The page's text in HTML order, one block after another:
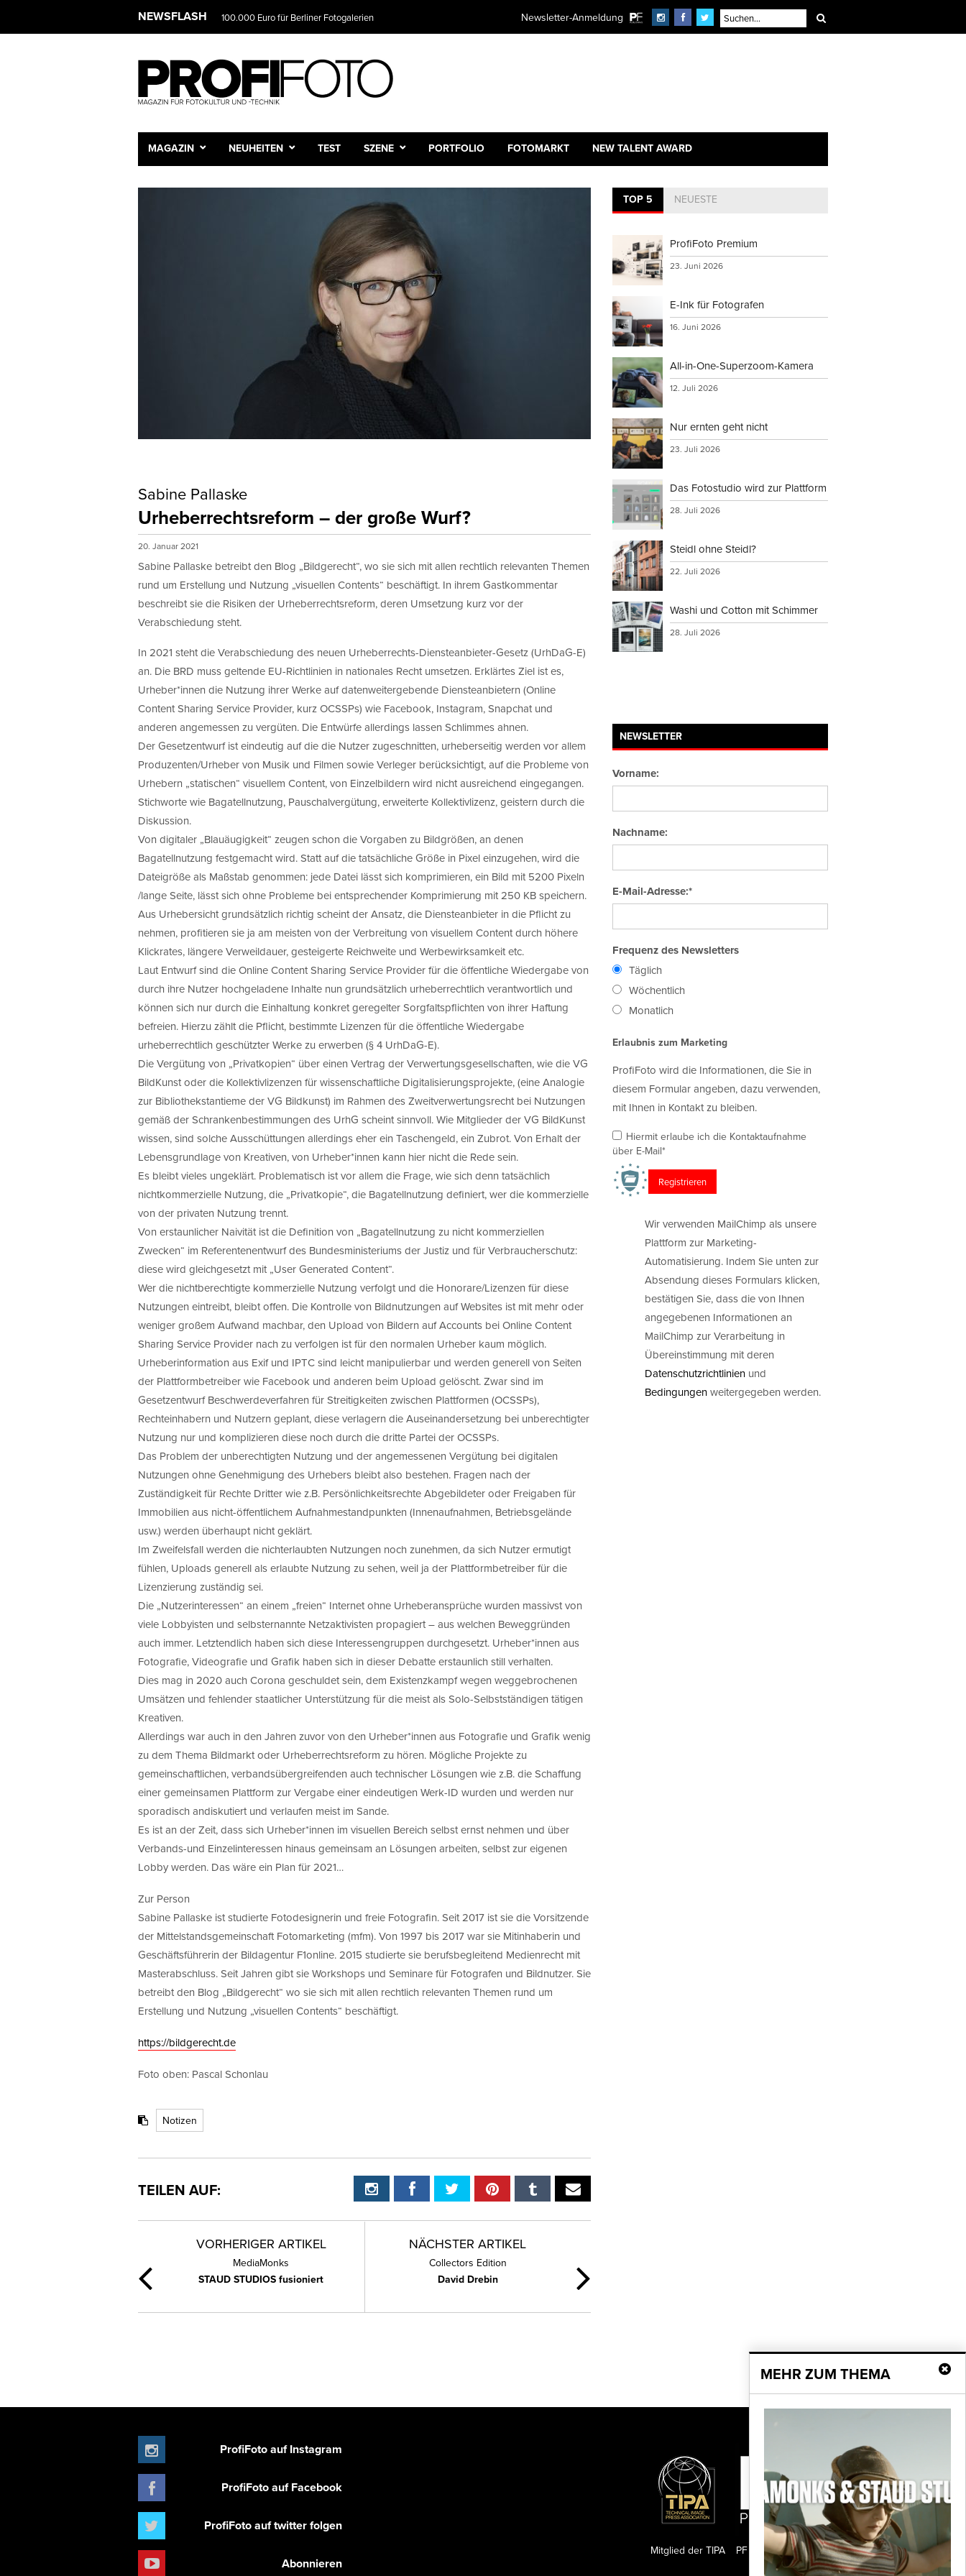
NEWSFLASH 100.000 Euro für Berliner Fotogalerien Newsletter-Anmeldung
MAGAZIN NEUHEITEN TEST SZENE PORTFOLIO FOTOMARKT NEW TALENT AWARD
Sabine Pallaske
Urheberrechtsreform – der große Wurf?
20. Januar 2021
Sabine Pallaske betreibt den Blog „Bildgerecht“, wo sie sich mit allen rechtlich relevanten Themen
rund um Erstellung und Nutzung „visuellen Contents“ beschäftigt. In ihrem Gastkommentar
beschreibt sie die Risiken der Urheberrechtsreform, deren Umsetzung kurz vor der
Verabschiedung steht.
In 2021 steht die Verabschiedung des neuen Urheberrechts-Diensteanbieter-Gesetz (UrhDaG-E)
an. Die BRD muss geltende EU-Richtlinien in nationales Recht umsetzen. Erklärtes Ziel ist es,
Urheber*innen die Nutzung ihrer Werke auf datenweitergebende Diensteanbietern (Online
Content Sharing Service Provider, kurz OCSSPs) wie Facebook, Instagram, Snapchat und
anderen angemessen zu vergüten. Die Entwürfe allerdings lassen Schlimmes ahnen.
Der Gesetzentwurf ist eindeutig auf die die Nutzer zugeschnitten, urheberseitig werden vor allem
Produzenten/Urheber von Musik und Filmen sowie Verleger berücksichtigt, auf die Probleme von
Urhebern „statischen“ visuellem Content, von Einzelbildern wird nicht ausreichend eingegangen.
Stichworte wie Bagatellnutzung, Pauschalvergütung, erweiterte Kollektivlizenz, geistern durch die
Diskussion.
Von digitaler „Blauäugigkeit“ zeugen schon die Vorgaben zu Bildgrößen, an denen
Bagatellnutzung festgemacht wird. Statt auf die tatsächliche Größe in Pixel einzugehen, wird die
Dateigröße als Maßstab genommen: jede Datei lässt sich komprimieren, ein Bild mit 5200 Pixeln
/lange Seite, lässt sich ohne Probleme bei entsprechender Komprimierung mit 250 KB speichern.
Aus Urhebersicht grundsätzlich richtig scheint der Ansatz, die Diensteanbieter in die Pflicht zu
nehmen, profitieren sie ja am meisten von der Verbreitung von visuellem Content durch höhere
Klickrates, längere Verweildauer, gesteigerte Reichweite und Werbewirksamkeit etc.
Laut Entwurf sind die Online Content Sharing Service Provider für die öffentliche Wiedergabe von
durch ihre Nutzer hochgeladene Inhalte nun grundsätzlich urheberrechtlich verantwortlich und
können sich nur durch die Einhaltung konkret geregelter Sorgfaltspflichten von ihrer Haftung
befreien. Hierzu zählt die Pflicht, bestimmte Lizenzen für die öffentliche Wiedergabe
urheberrechtlich geschützter Werke zu erwerben (§ 4 UrhDaG-E).
Die Vergütung von „Privatkopien“ über einen Vertrag der Verwertungsgesellschaften, wie die VG
BildKunst oder die Kollektivlizenzen für wissenschaftliche Digitalisierungsprojekte, (eine Analogie
zur Bibliothekstantieme der VG Bildkunst) im Rahmen des Zweitverwertungsrecht bei Nutzungen
gemäß der Schrankenbestimmungen des UrhG scheint sinnvoll. Wie Mitglieder der VG BildKunst
wissen, sind solche Ausschüttungen allerdings eher ein Taschengeld, ein Zubrot. Von Erhalt der
Lebensgrundlage von Kreativen, von Urheber*innen kann hier nicht die Rede sein.
Es bleibt vieles ungeklärt. Problematisch ist vor allem die Frage, wie sich denn tatsächlich
nichtkommerzielle Nutzung, die „Privatkopie“, die Bagatellnutzung definiert, wer die kommerzielle
von der privaten Nutzung trennt.
Von erstaunlicher Naivität ist die Definition von „Bagatellnutzung zu nicht kommerziellen
Zwecken“ im Referentenentwurf des Bundesministeriums der Justiz und für Verbraucherschutz:
diese wird gleichgesetzt mit „User Generated Content“.
Wer die nichtberechtigte kommerzielle Nutzung verfolgt und die Honorare/Lizenzen für diese
Nutzungen eintreibt, bleibt offen. Die Kontrolle von Bildnutzungen auf Websites ist mit mehr oder
weniger großem Aufwand machbar, den Upload von Bildern auf Accounts bei Online Content
Sharing Service Provider nach zu verfolgen ist für den normalen Urheber kaum möglich.
Urheberinformation aus Exif und IPTC sind leicht manipulierbar und werden generell von Seiten
der Plattformbetreiber wie Facebook und anderen beim Upload gelöscht. Zwar sind im
Gesetzentwurf Beschwerdeverfahren für Streitigkeiten zwischen Plattformen (OCSSPs),
Rechteinhabern und Nutzern geplant, diese verlagern die Auseinandersetzung bei unberechtigter
Nutzung nur und komplizieren diese noch durch die dritte Partei der OCSSPs.
Das Problem der unberechtigten Nutzung und der angemessenen Vergütung bei digitalen
Nutzungen ohne Genehmigung des Urhebers bleibt also bestehen. Fragen nach der
Zuständigkeit für Rechte Dritter wie z.B. Persönlichkeitsrechte Abgebildeter oder Freigaben für
Immobilien aus nicht-öffentlichem Aufnahmestandpunkten (Innenaufnahmen, Betriebsgelände
usw.) werden überhaupt nicht geklärt.
Im Zweifelsfall werden die nichterlaubten Nutzungen noch zunehmen, da sich Nutzer ermutigt
fühlen, Uploads generell als erlaubte Nutzung zu sehen, weil ja der Plattformbetreiber für die
Lizenzierung zuständig sei.
Die „Nutzerinteressen“ an einem „freien“ Internet ohne Urheberansprüche wurden massivst von
viele Lobbyisten und selbsternannte Netzaktivisten propagiert – aus welchen Beweggründen
auch immer. Letztendlich haben sich diese Interessengruppen durchgesetzt. Urheber*innen aus
Fotografie, Videografie und Grafik haben sich in dieser Debatte erstaunlich still verhalten.
Dies mag in 2020 auch Corona geschuldet sein, dem Existenzkampf wegen weggebrochenen
Umsätzen und fehlender staatlicher Unterstützung für die meist als Solo-Selbstständigen tätigen
Kreativen.
Allerdings war auch in den Jahren zuvor von den Urheber*innen aus Fotografie und Grafik wenig
zu dem Thema Bildmarkt oder Urheberrechtsreform zu hören. Mögliche Projekte zu
gemeinschaftlichen, verbandsübergreifenden auch technischer Lösungen wie z.B. die Schaffung
einer gemeinsamen Plattform zur Vergabe einer eindeutigen Werk-ID wurden und werden nur
sporadisch andiskutiert und verlaufen meist im Sande.
Es ist an der Zeit, dass sich Urheber*innen im visuellen Bereich selbst ernst nehmen und über
Verbands-und Einzelinteressen hinaus gemeinsam an Lösungen arbeiten, selbst zur eigenen
Lobby werden. Das wäre ein Plan für 2021…
Zur Person
Sabine Pallaske ist studierte Fotodesignerin und freie Fotografin. Seit 2017 ist sie die Vorsitzende
der Mittelstandsgemeinschaft Fotomarketing (mfm). Von 1997 bis 2017 war sie Mitinhaberin und
Geschäftsführerin der Bildagentur F1online. 2015 studierte sie berufsbegleitend Medienrecht mit
Masterabschluss. Seit Jahren gibt sie Workshops und Seminare für Fotografen und Bildnutzer. Sie
betreibt den Blog „Bildgerecht“ wo sie sich mit allen rechtlich relevanten Themen rund um
Erstellung und Nutzung „visuellen Contents“ beschäftigt.
https://bildgerecht.de
Foto oben: Pascal Schonlau
Notizen
TEILEN AUF:
VORHERIGER ARTIKEL
MediaMonks
STAUD STUDIOS fusioniert
NÄCHSTER ARTIKEL
Collectors Edition
David Drebin
TOP 5 NEUESTE
ProfiFoto Premium
23. Juni 2026
E-Ink für Fotografen
16. Juni 2026
All-in-One-Superzoom-Kamera
12. Juli 2026
Nur ernten geht nicht
23. Juli 2026
Das Fotostudio wird zur Plattform
28. Juli 2026
Steidl ohne Steidl?
22. Juli 2026
Washi und Cotton mit Schimmer
28. Juli 2026
NEWSLETTER
Vorname:
Nachname:
E-Mail-Adresse:*
Frequenz des Newsletters
Täglich
Wöchentlich
Monatlich
Erlaubnis zum Marketing
ProfiFoto wird die Informationen, die Sie in
diesem Formular angeben, dazu verwenden,
mit Ihnen in Kontakt zu bleiben.
Hiermit erlaube ich die Kontaktaufnahme
über E-Mail*
Wir verwenden MailChimp als unsere
Plattform zur Marketing-
Automatisierung. Indem Sie unten zur
Absendung dieses Formulars klicken,
bestätigen Sie, dass die von Ihnen
angegebenen Informationen an
MailChimp zur Verarbeitung in
Übereinstimmung mit deren
Datenschutzrichtlinien und
Bedingungenweitergegeben werden.
MEHR ZUM THEMA
ProfiFoto auf Instagram
ProfiFoto auf Facebook
ProfiFoto auf twitter folgen
Abonnieren
PF Publishing GmbH
Mitglied der TIPA